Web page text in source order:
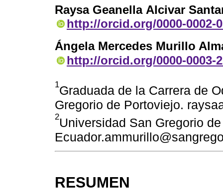
Raysa Geanella Alcivar
http://orcid.org/0000-0002-
Ángela Mercedes Murillo
http://orcid.org/0000-0003-
1Graduada de la Carrera de
Gregorio de Portoviejo.
2Universidad San Gregorio
RESUMEN